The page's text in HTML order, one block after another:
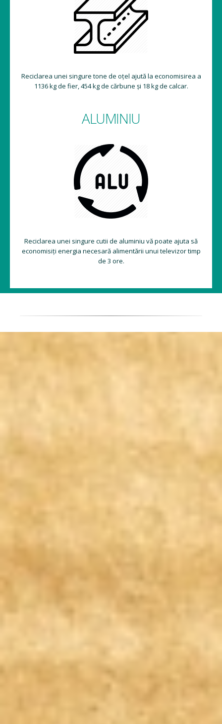
Reciclarea unei singure tone de oțel ajută la economisirea a
1136 kg de fier, 454 kg de cărbune și 18 kg de calcar.
ALUMINIU
Reciclarea unei singure cutii de aluminiu vă poate ajuta să
economisiți energia necesară alimentării unui televizor timp
de 3 ore.